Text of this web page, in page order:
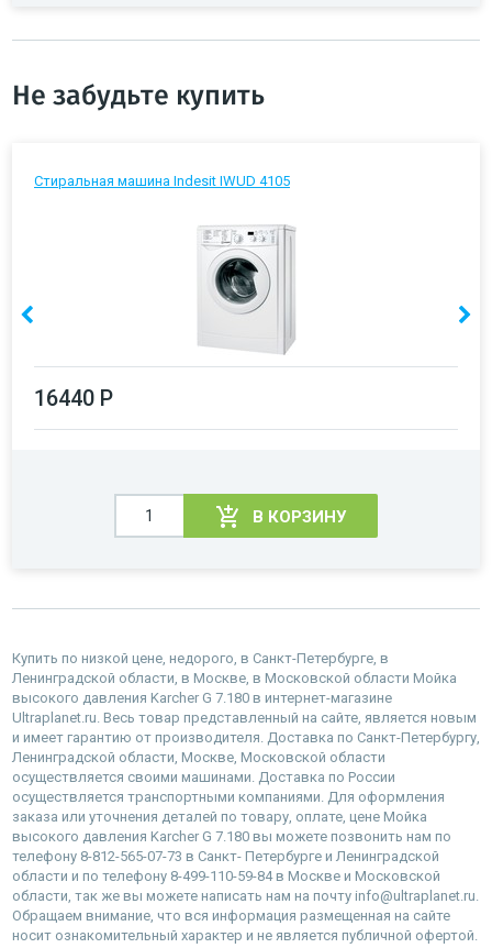
Не забудьте купить
Стиральная машина Indesit IWUD 4105
16440 Р
В КОРЗИНУ
Купить по низкой цене, недорого, в Санкт-Петербурге, в
Ленинградской области, в Москве, в Московской области Мойка
высокого давления Karcher G 7.180 в интернет-магазине
Ultraplanet.ru. Весь товар представленный на сайте, является новым
и имеет гарантию от производителя. Доставка по Санкт-Петербургу,
Ленинградской области, Москве, Московской области
осуществляется своими машинами. Доставка по России
осуществляется транспортными компаниями. Для оформления
заказа или уточнения деталей по товару, оплате, цене Мойка
высокого давления Karcher G 7.180 вы можете позвонить нам по
телефону 8-812-565-07-73 в Санкт- Петербурге и Ленинградской
области и по телефону 8-499-110-59-84 в Москве и Московской
области, так же вы можете написать нам на почту info@ultraplanet.ru.
Обращаем внимание, что вся информация размещенная на сайте
носит ознакомительный характер и не является публичной офертой.